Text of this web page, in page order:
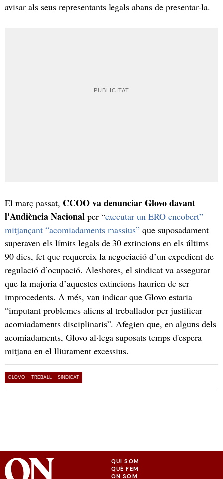
avisar als seus representants legals abans de presentar-la.
El març passat, CCOO va denunciar Glovo davant
l'Audiència Nacional per “executar un ERO encobert”
mitjançant “acomiadaments massius” que suposadament
superaven els límits legals de 30 extincions en els últims
90 dies, fet que requereix la negociació d’un expedient de
regulació d’ocupació. Aleshores, el sindicat va assegurar
que la majoria d’aquestes extincions haurien de ser
improcedents. A més, van indicar que Glovo estaria
“imputant problemes aliens al treballador per justificar
acomiadaments disciplinaris”. Afegien que, en alguns dels
acomiadaments, Glovo al·lega suposats temps d'espera
mitjana en el lliurament excessius.
GLOVO TREBALL SINDICAT
QUI SOM
QUÈ FEM
ON SOM